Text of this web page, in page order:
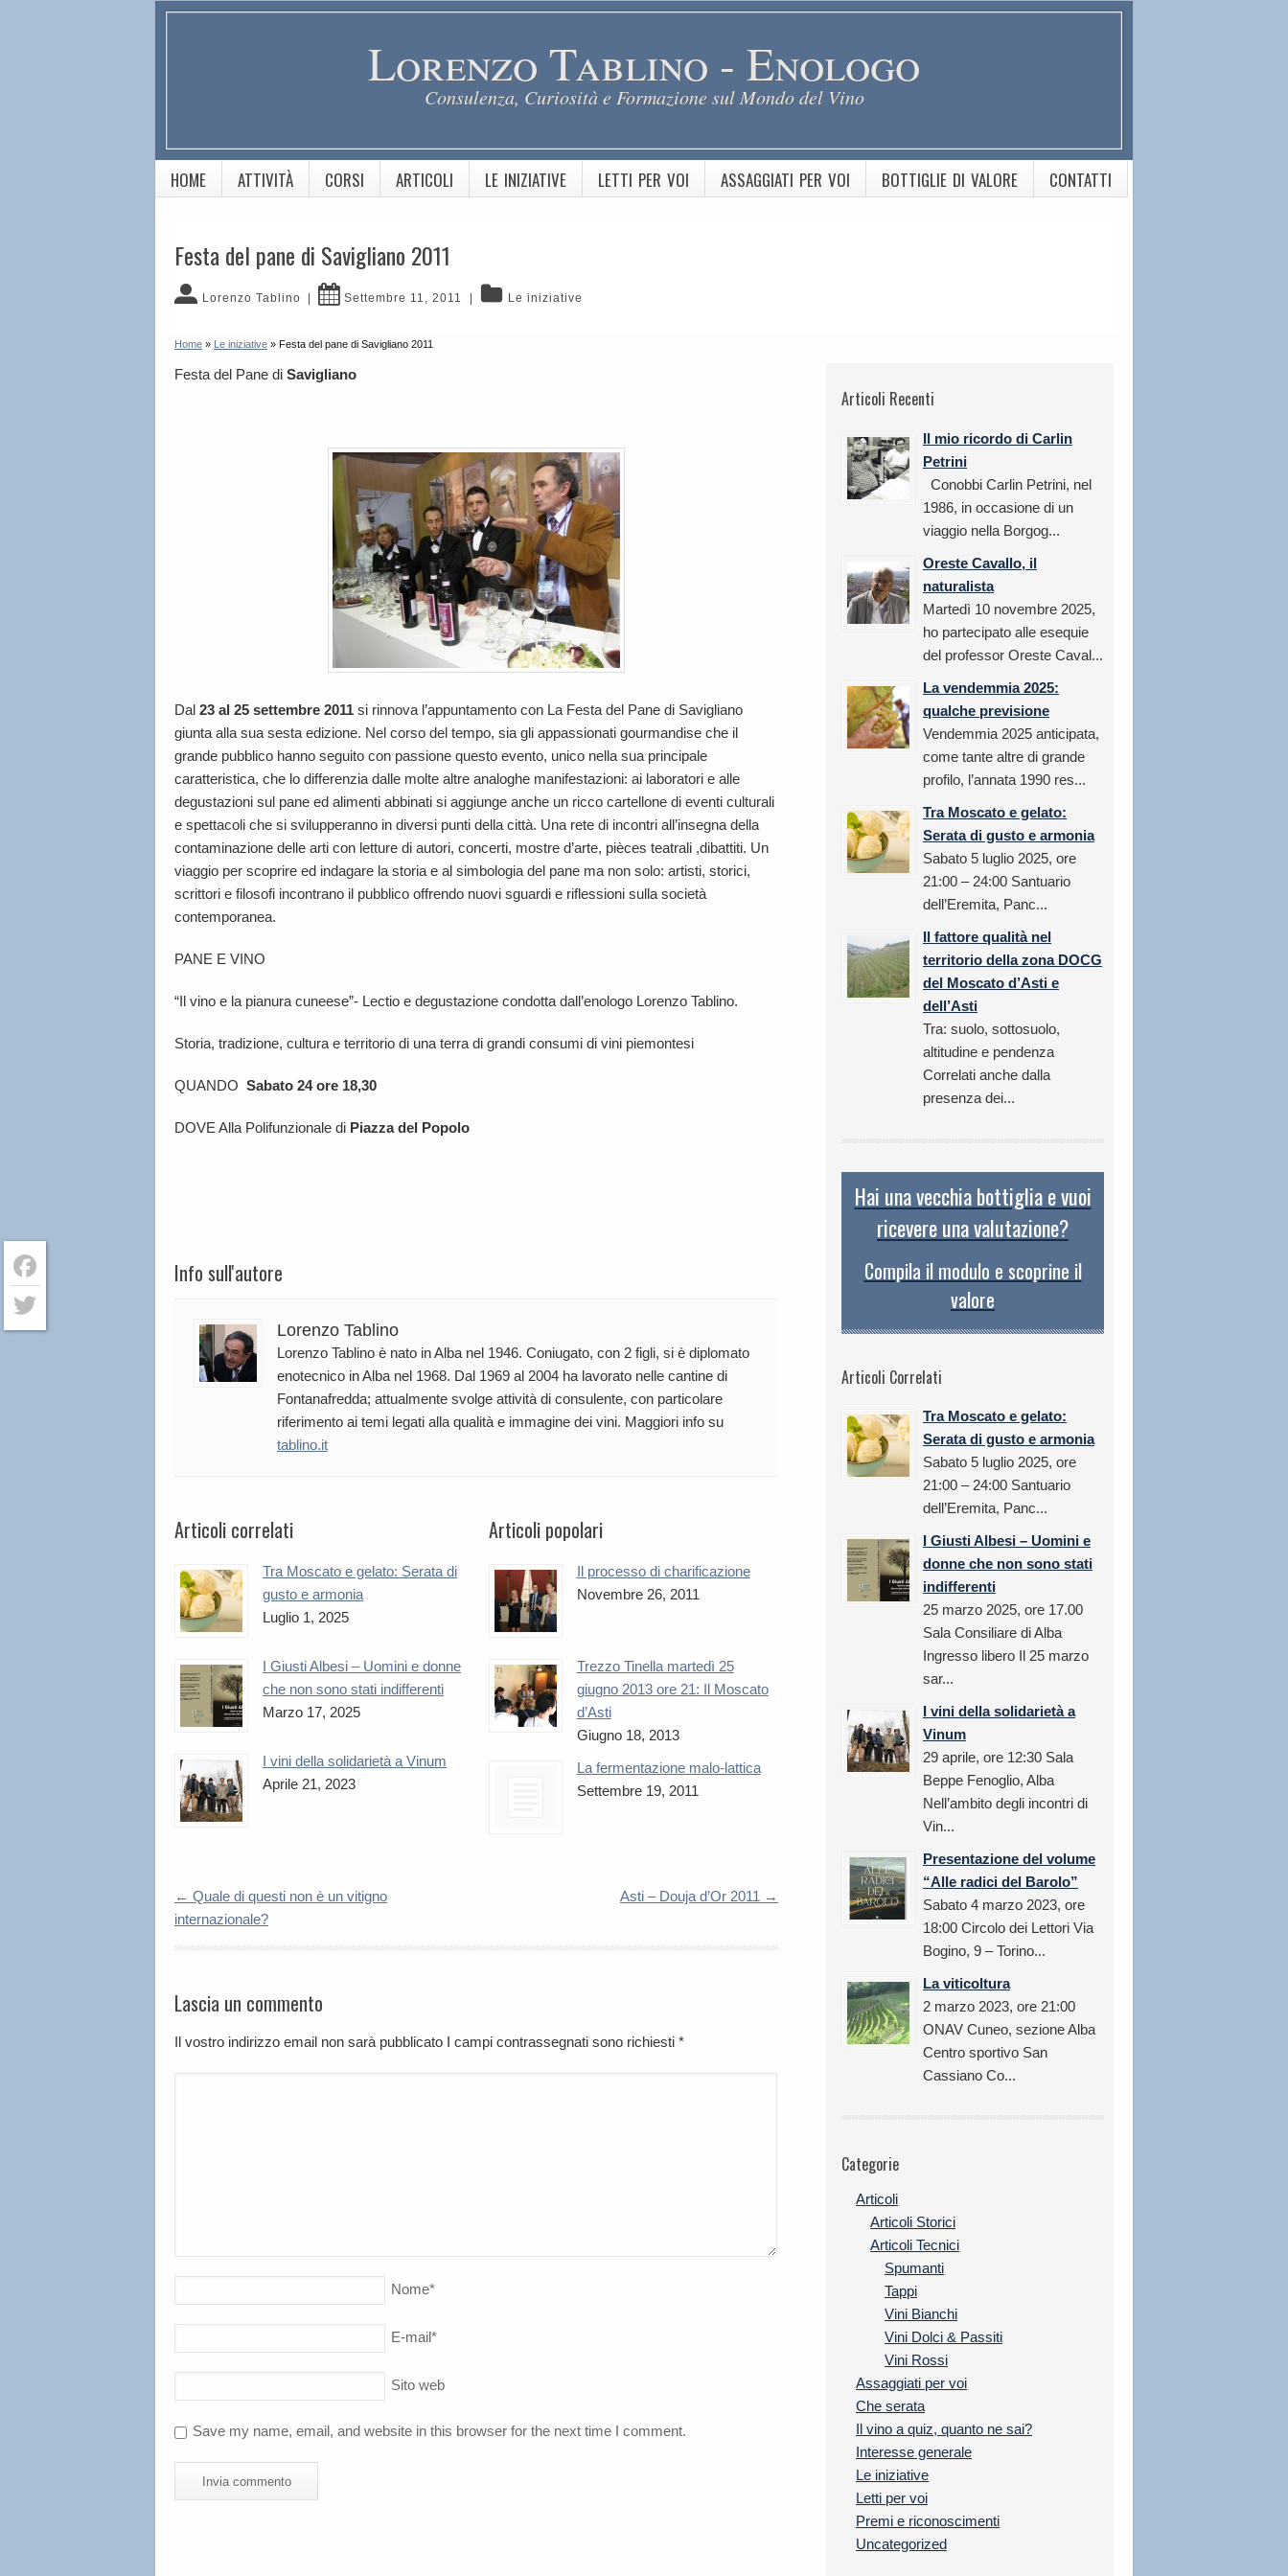
Lorenzo Tablino - Enologo
Consulenza, Curiosità e Formazione sul Mondo del Vino
HOME ATTIVITÀ CORSI ARTICOLI LE INIZIATIVE LETTI PER VOI ASSAGGIATI PER VOI BOTTIGLIE DI VALORE CONTATTI
Festa del pane di Savigliano 2011
Lorenzo Tablino Settembre 11, 2011 Le iniziative
Home » Le iniziative » Festa del pane di Savigliano 2011
Festa del Pane di Savigliano
Dal 23 al 25 settembre 2011 si rinnova l’appuntamento con La Festa del Pane di Savigliano
giunta alla sua sesta edizione. Nel corso del tempo, sia gli appassionati gourmandise che il
grande pubblico hanno seguito con passione questo evento, unico nella sua principale
caratteristica, che lo differenzia dalle molte altre analoghe manifestazioni: ai laboratori e alle
degustazioni sul pane ed alimenti abbinati si aggiunge anche un ricco cartellone di eventi culturali
e spettacoli che si svilupperanno in diversi punti della città. Una rete di incontri all’insegna della
contaminazione delle arti con letture di autori, concerti, mostre d’arte, pièces teatrali ,dibattiti. Un
viaggio per scoprire ed indagare la storia e al simbologia del pane ma non solo: artisti, storici,
scrittori e filosofi incontrano il pubblico offrendo nuovi sguardi e riflessioni sulla società
contemporanea.
PANE E VINO
“Il vino e la pianura cuneese”- Lectio e degustazione condotta dall’enologo Lorenzo Tablino.
Storia, tradizione, cultura e territorio di una terra di grandi consumi di vini piemontesi
QUANDO Sabato 24 ore 18,30
DOVE Alla Polifunzionale di Piazza del Popolo
Info sull'autore
Lorenzo Tablino
Lorenzo Tablino è nato in Alba nel 1946. Coniugato, con 2 figli, si è diplomato
enotecnico in Alba nel 1968. Dal 1969 al 2004 ha lavorato nelle cantine di
Fontanafredda; attualmente svolge attività di consulente, con particolare
riferimento ai temi legati alla qualità e immagine dei vini. Maggiori info su
tablino.it
Articoli correlati
Tra Moscato e gelato: Serata di
gusto e armonia
Luglio 1, 2025
I Giusti Albesi – Uomini e donne
che non sono stati indifferenti
Marzo 17, 2025
I vini della solidarietà a Vinum
Aprile 21, 2023
Articoli popolari
Il processo di charificazione
Novembre 26, 2011
Trezzo Tinella martedì 25
giugno 2013 ore 21: Il Moscato
d’Asti
Giugno 18, 2013
La fermentazione malo-lattica
Settembre 19, 2011
← Quale di questi non è un vitigno
internazionale?
Asti – Douja d’Or 2011 →
Lascia un commento
Il vostro indirizzo email non sarà pubblicato I campi contrassegnati sono richiesti *
Nome*
E-mail*
Sito web
Save my name, email, and website in this browser for the next time I comment.
Articoli Recenti
Il mio ricordo di Carlin
Petrini
Conobbi Carlin Petrini, nel
1986, in occasione di un
viaggio nella Borgog...
Oreste Cavallo, il
naturalista
Martedì 10 novembre 2025,
ho partecipato alle esequie
del professor Oreste Caval...
La vendemmia 2025:
qualche previsione
Vendemmia 2025 anticipata,
come tante altre di grande
profilo, l’annata 1990 res...
Tra Moscato e gelato:
Serata di gusto e armonia
Sabato 5 luglio 2025, ore
21:00 – 24:00 Santuario
dell’Eremita, Panc...
Il fattore qualità nel
territorio della zona DOCG
del Moscato d’Asti e
dell’Asti
Tra: suolo, sottosuolo,
altitudine e pendenza
Correlati anche dalla
presenza dei...
Hai una vecchia bottiglia e vuoi
ricevere una valutazione?
Compila il modulo e scoprine il
valore
Articoli Correlati
Tra Moscato e gelato:
Serata di gusto e armonia
Sabato 5 luglio 2025, ore
21:00 – 24:00 Santuario
dell’Eremita, Panc...
I Giusti Albesi – Uomini e
donne che non sono stati
indifferenti
25 marzo 2025, ore 17.00
Sala Consiliare di Alba
Ingresso libero Il 25 marzo
sar...
I vini della solidarietà a
Vinum
29 aprile, ore 12:30 Sala
Beppe Fenoglio, Alba
Nell’ambito degli incontri di
Vin...
Presentazione del volume
“Alle radici del Barolo”
Sabato 4 marzo 2023, ore
18:00 Circolo dei Lettori Via
Bogino, 9 – Torino...
La viticoltura
2 marzo 2023, ore 21:00
ONAV Cuneo, sezione Alba
Centro sportivo San
Cassiano Co...
Categorie
Articoli
Articoli Storici
Articoli Tecnici
Spumanti
Tappi
Vini Bianchi
Vini Dolci & Passiti
Vini Rossi
Assaggiati per voi
Che serata
Il vino a quiz, quanto ne sai?
Interesse generale
Le iniziative
Letti per voi
Premi e riconoscimenti
Uncategorized
Facebook
Twitter